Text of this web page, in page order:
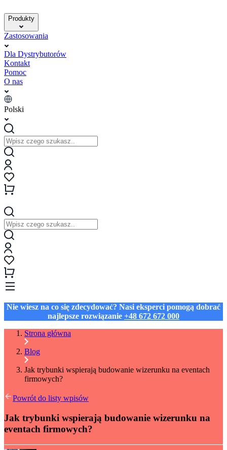
Produkty
Zastosowania
Dla Dystrybutorów
Kontakt
Pomoc
O nas
Polski
Nie wiesz na co się zdecydować? Nasi eksperci pomogą dobrać
najlepsze rozwiązanie +48 672 672 000
Strona główna
Blog
Jak trybunki wspierają budowanie wizerunku na eventach
firmowych?
Powrót do listy wpisów
Jak trybunki wspierają budowanie wizerunku na
eventach firmowych?